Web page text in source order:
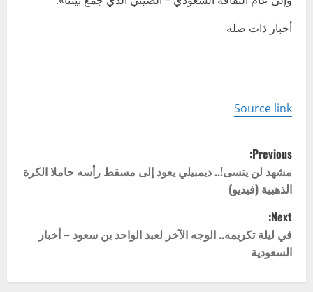
أخبار ذات صلة
Source link
P
o
s
t
n
Previous:
مشهد لن ينسى!.. ديمبيلي يعود إلى مسقط رأسه حاملا الكرة
الذهبية (فيديو)
Next:
في ليلة تكريمه.. الوجه الآخر لعبد الواحد بن سعود – أخبار
السعودية